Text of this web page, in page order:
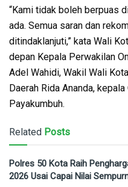
“Kami tidak boleh berpuas
ada. Semua saran dan
ditindaklanjuti,” kata Wali
depan Kepala Perwakilan
Adel Wahidi, Wakil Wali
Daerah Rida Ananda,
Payakumbuh.
Related Posts
Polres 50 Kota Raih
2026 Usai Capai Nilai